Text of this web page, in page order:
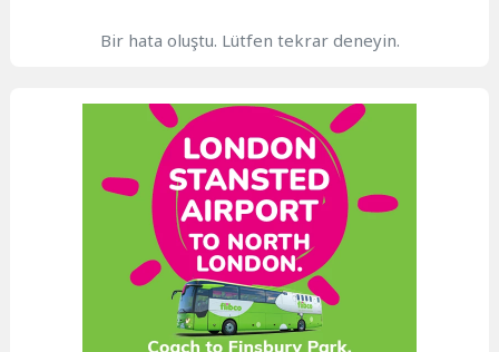
Bir hata oluştu. Lütfen tekrar deneyin.